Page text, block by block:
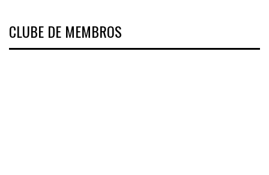
CLUBE DE MEMBROS